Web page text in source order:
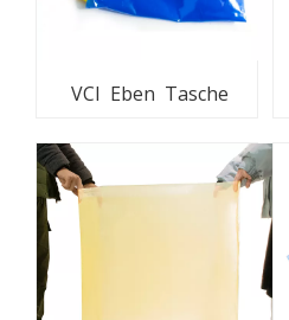
VCI Eben Tasche